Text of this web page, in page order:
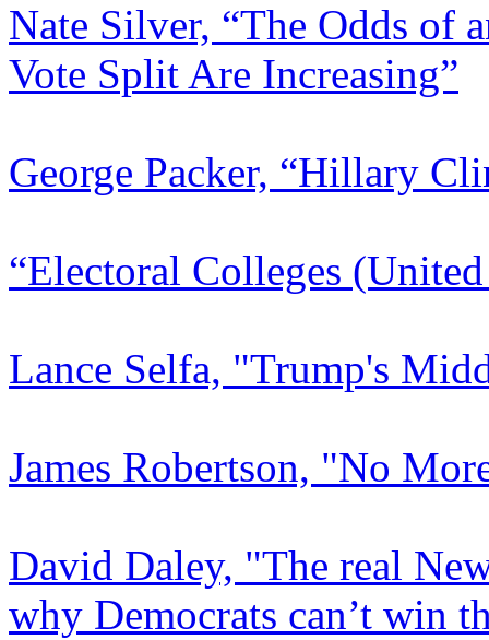
Nate Silver, “The Odds of
Vote Split Are Increasing”
George Packer, “Hillary
“Electoral Colleges (United
Lance Selfa, "Trump's
James Robertson, "No
David Daley, "The real
why Democrats can’t win